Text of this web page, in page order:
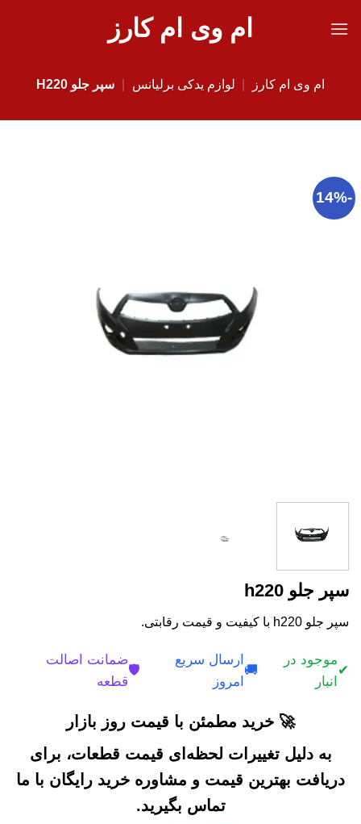
ام وی ام کارز
ام وی ام کارز لوازم یدکی برلیانس سپر جلو H220
-14%
سپر جلو h220
سپر جلو h220 با کیفیت و قیمت رقابتی.
✔
موجود در
انبار
🚚
ارسال سریع
امروز
🛡️
ضمانت اصالت
قطعه
🚀 خرید مطمئن با قیمت روز بازار
به دلیل تغییرات لحظه‌ای قیمت قطعات، برای
دریافت بهترین قیمت و مشاوره خرید رایگان با ما
تماس بگیرید.